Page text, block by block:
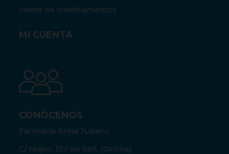
Venta de medicamentos
MI CUENTA
CONÓCENOS
Farmacia Anna Jubero
C/ Major, 157 de Salt, (Girona)